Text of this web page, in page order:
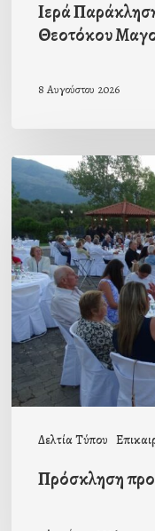
Ιερά
Θεοτόκου
8 Αυγούστου 2026
Δελτία Τύπου
Πρόσκληση
προς
τους
Ομογενείς
μας
Πρόσκληση